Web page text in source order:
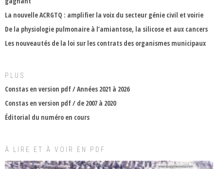
La nouvelle ACRGTQ : amplifier la voix du secteur génie civil et voirie
De la physiologie pulmonaire à l’amiantose, la silicose et aux cancers
Les nouveautés de la loi sur les contrats des organismes municipaux
PLUS
Constas en version pdf / Années 2021 à 2026
Constas en version pdf / de 2007 à 2020
Éditorial du numéro en cours
À LIRE ET À VOIR EN PDF